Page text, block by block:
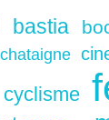
bastia
chataigne
cyclisme